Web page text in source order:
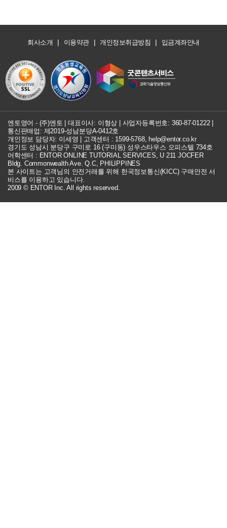
회사소개 | 이용약관 | 개인정보취급방침 | 입금계좌안내
엔토영어 - (주)엔토 | 대표이사: 이형상 | 사업자등록번호: 360-87-01222|
통신판매업: 제2019-성남분당A-0412호
개인정보 담당자: 이세영 | 고객센터 : 1599-5768, help@entor.co.kr
경기도 성남시 분당구 구미로 16 (구미동) 성우스타우스 오피스텔 734호
어학센터 : ENTOR ONLINE TUTORIAL SERVICES, U 211 JOCFER
Bldg. Commonwealth Ave. Q.C, PHILIPPINES
본 사이트는 고객님의 안전거래를 위해 한국정보통신(KICC) 구매안전 서
비스를 이용하고 있습니다.
2009 © ENTOR Inc. All rights reserved.